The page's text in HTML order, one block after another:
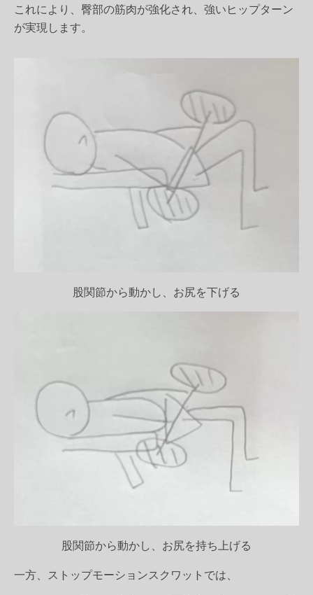
これにより、臀部の筋肉が強化され、強いヒップターン
が実現します。
股関節から動かし、お尻を下げる
股関節から動かし、お尻を持ち上げる
一方、ストップモーションスクワットでは、